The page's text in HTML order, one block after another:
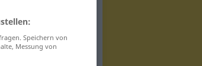
Speichern von
Messung von